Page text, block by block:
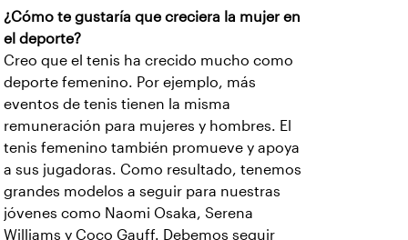
¿Cómo te gustaría que creciera la mujer en
el deporte?
Creo que el tenis ha crecido mucho como
deporte femenino. Por ejemplo, más
eventos de tenis tienen la misma
remuneración para mujeres y hombres. El
tenis femenino también promueve y apoya
a sus jugadoras. Como resultado, tenemos
grandes modelos a seguir para nuestras
jóvenes como Naomi Osaka, Serena
Williams y Coco Gauff. Debemos seguir